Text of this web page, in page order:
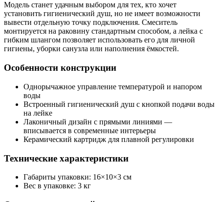
Модель станет удачным выбором для тех, кто хочет
установить гигиенический душ, но не имеет возможности
вывести отдельную точку подключения. Смеситель
монтируется на раковину стандартным способом, а лейка с
гибким шлангом позволяет использовать его для личной
гигиены, уборки санузла или наполнения ёмкостей.
Особенности конструкции
Однорычажное управление температурой и напором
воды
Встроенный гигиенический душ с кнопкой подачи воды
на лейке
Лаконичный дизайн с прямыми линиями —
вписывается в современные интерьеры
Керамический картридж для плавной регулировки
Технические характеристики
Габариты упаковки: 16×10×3 см
Вес в упаковке: 3 кг